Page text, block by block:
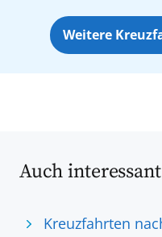
Weitere
Auch
Kreuzfahrten